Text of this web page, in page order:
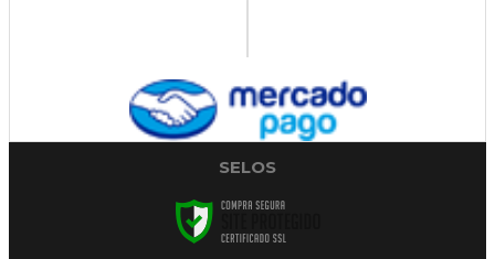
SELOS